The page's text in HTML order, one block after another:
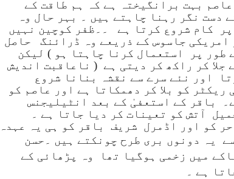
بہت برانگیختہ ہے کہ ہم طاقت کے
دست نگر رہنا چاہتے ہیں ۔ بہر حال وہ
کام شروع کرتا ہے
۔۔ظفر کوچین نہیں
امریکی جاسوس کے ذریعے وہ ڈرائنگ
حاصل
طور پر
استعمال کرنا چاہتا ہو ) لیکن
جلا کر راکھ کر دیتی ہے ( ناعاقبت اندیش
اور نئے سرے سے نقشہ بنانا شروع
ریکٹر کو بلا کر دھمکاتا ہے اور عاصم کو
باقر کے استعفیٰ کے بعد انٹیلیجنس
آتش کو تعینات کر دیا جاتا ہے ۔
کو اور اڈمرل شریف
باقر کو ہی یہ عہدہ
یہ دونوں بری طرح چونکتے ہیں ۔حسن
میں زخمی ہوگیا تھا وہ پڑھائی کے
ہے ۔